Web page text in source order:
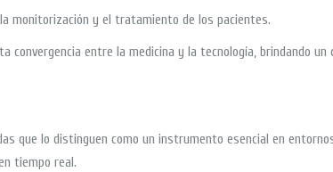
monitorización y el tratamiento de los pacientes.
convergencia entre la medicina y la tecnología, brindando
que lo distinguen como un instrumento esencial en
tiempo real.